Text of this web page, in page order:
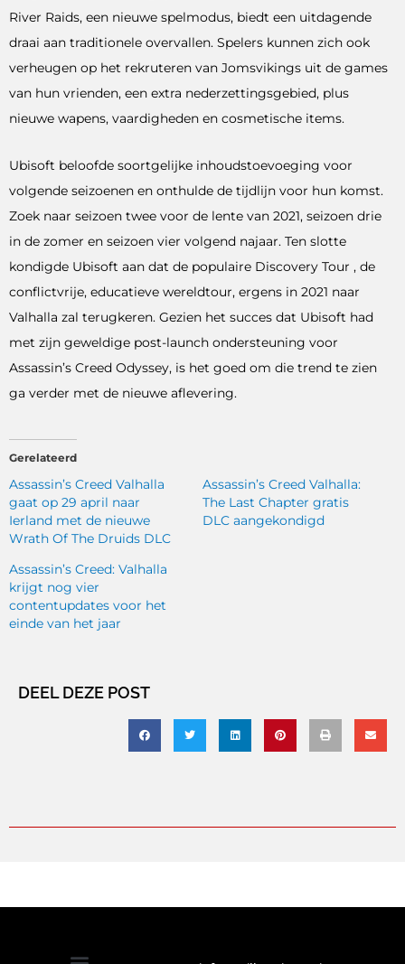
River Raids, een nieuwe spelmodus, biedt een uitdagende
draai aan traditionele overvallen. Spelers kunnen zich ook
verheugen op het rekruteren van Jomsvikings uit de games
van hun vrienden, een extra nederzettingsgebied, plus
nieuwe wapens, vaardigheden en cosmetische items.
Ubisoft beloofde soortgelijke inhoudstoevoeging voor
volgende seizoenen en onthulde de tijdlijn voor hun komst.
Zoek naar seizoen twee voor de lente van 2021, seizoen drie
in de zomer en seizoen vier volgend najaar. Ten slotte
kondigde Ubisoft aan dat de populaire Discovery Tour , de
conflictvrije, educatieve wereldtour, ergens in 2021 naar
Valhalla zal terugkeren. Gezien het succes dat Ubisoft had
met zijn geweldige post-launch ondersteuning voor
Assassin’s Creed Odyssey, is het goed om die trend te zien
ga verder met de nieuwe aflevering.
Gerelateerd
Assassin’s Creed Valhalla
gaat op 29 april naar
Ierland met de nieuwe
Wrath Of The Druids DLC
Assassin’s Creed Valhalla:
The Last Chapter gratis
DLC aangekondigd
Assassin’s Creed: Valhalla
krijgt nog vier
contentupdates voor het
einde van het jaar
DEEL DEZE POST